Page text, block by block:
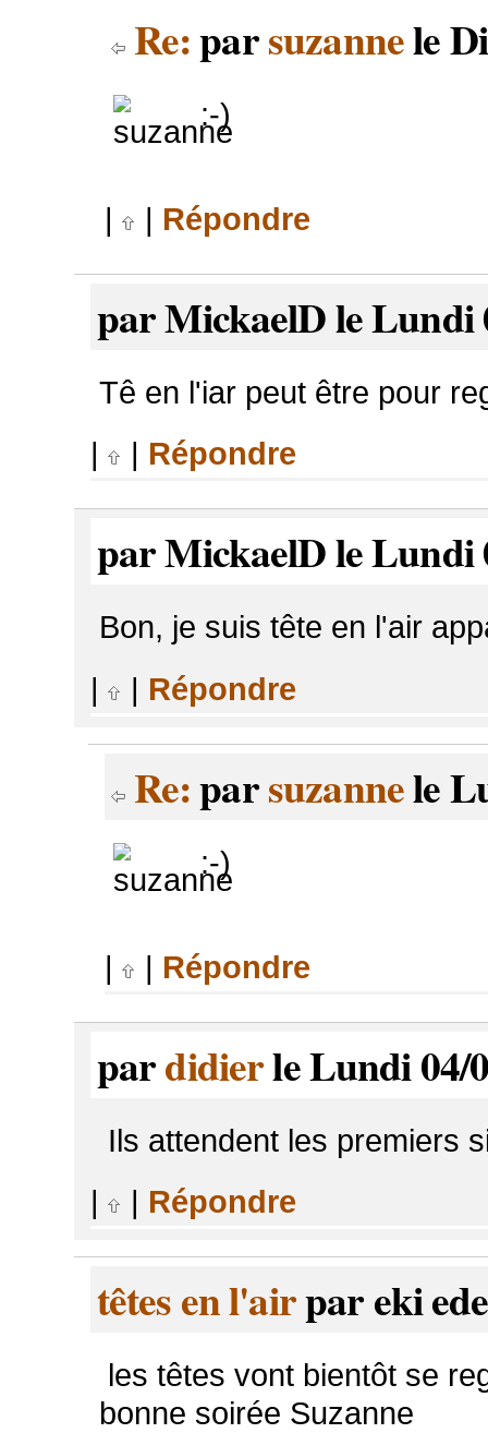
Re:parsuzannele
:-)
| | Répondre
par MickaelD le Lundi
Tê en l'iar peut être pour
|
| Répondre
par MickaelD le Lundi
Bon, je suis tête en l'air
|
| Répondre
Re:parsuzannele
:-)
| | Répondre
pardidierle Lundi 04/
Ils attendent les premiers
|
| Répondre
têtes en l'airpar eki
les têtes vont bientôt se
bonne soirée Suzanne